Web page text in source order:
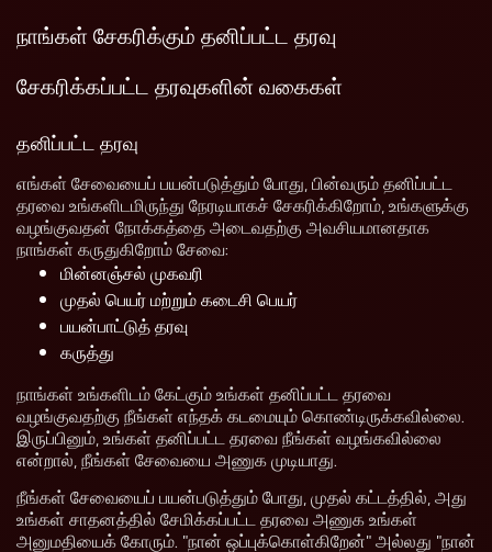
நாங்கள் சேகரிக்கும் தனிப்பட்ட தரவு
சேகரிக்கப்பட்ட தரவுகளின் வகைகள்
தனிப்பட்ட தரவு
எங்கள் சேவையைப் பயன்படுத்தும் போது, பின்வரும் தனிப்பட்ட
தரவை உங்களிடமிருந்து நேரடியாகச் சேகரிக்கிறோம், உங்களுக்கு
வழங்குவதன் நோக்கத்தை அடைவதற்கு அவசியமானதாக
நாங்கள் கருதுகிறோம் சேவை:
மின்னஞ்சல் முகவரி
முதல் பெயர் மற்றும் கடைசி பெயர்
பயன்பாட்டுத் தரவு
கருத்து
நாங்கள் உங்களிடம் கேட்கும் உங்கள் தனிப்பட்ட தரவை
வழங்குவதற்கு நீங்கள் எந்தக் கடமையும் கொண்டிருக்கவில்லை.
இருப்பினும், உங்கள் தனிப்பட்ட தரவை நீங்கள் வழங்கவில்லை
என்றால், நீங்கள் சேவையை அணுக முடியாது.
நீங்கள் சேவையைப் பயன்படுத்தும் போது, முதல் கட்டத்தில், அது
உங்கள் சாதனத்தில் சேமிக்கப்பட்ட தரவை அணுக உங்கள்
அனுமதியைக் கோரும். "நான் ஒப்புக்கொள்கிறேன்" அல்லது "நான்